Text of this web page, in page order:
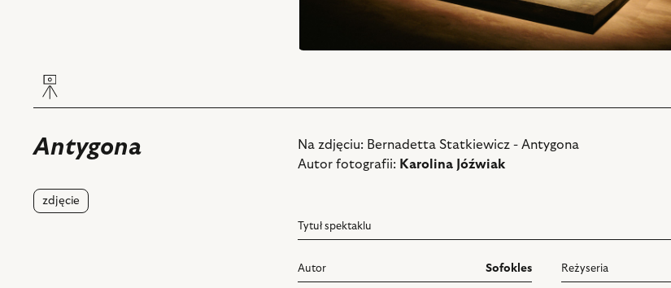
Antygona
zdjęcie
Na zdjęciu: Bernadetta Statkiewicz - Antygona
Autor fotografii: Karolina Jóźwiak
Tytuł spektaklu
Autor Sofokles Reżyseria